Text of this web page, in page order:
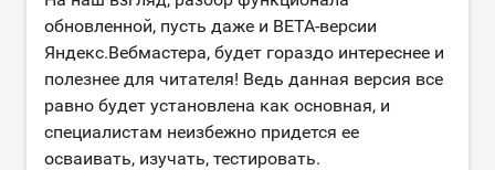
обновленной, пусть даже и BETA-версии
Яндекс.Вебмастера, будет гораздо интереснее и
полезнее для читателя! Ведь данная версия все
равно будет установлена как основная, и
специалистам неизбежно придется ее
осваивать, изучать, тестировать.